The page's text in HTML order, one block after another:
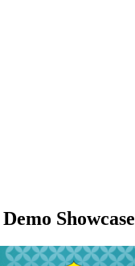
Showcase